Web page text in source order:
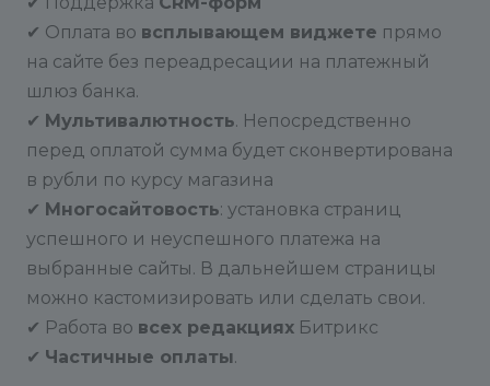
✔ Оплата во всплывающем виджете прямо
на сайте без переадресации на платежный
шлюз банка.
✔ Мультивалютность. Непосредственно
перед оплатой сумма будет сконвертирована
в рубли по курсу магазина
✔ Многосайтовость: установка страниц
успешного и неуспешного платежа на
выбранные сайты. В дальнейшем страницы
можно кастомизировать или сделать свои.
✔ Работа во всех редакциях Битрикс
✔ Частичные оплаты.